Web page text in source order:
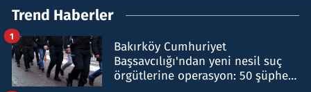
Trend Haberler
Bakırköy Cumhuriyet
Başsavcılığı'ndan yeni nesil suç
örgütlerine operasyon: 50 şüpheli
1